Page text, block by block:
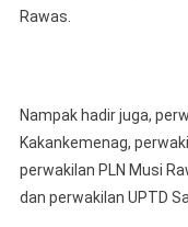
Rawas.
Nampak hadir juga,
Kakankemenag,
perwakilan PLN Musi
dan perwakilan UPTD